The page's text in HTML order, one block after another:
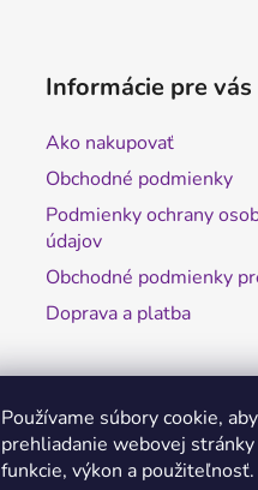
Používame súbory cookie,
prehliadanie webovej
funkcie, výkon a použiteľnosť.
Informácie pre vás
Ako nakupovať
Obchodné podmienky
Podmienky ochrany
údajov
Obchodné podmienky
Doprava a platba